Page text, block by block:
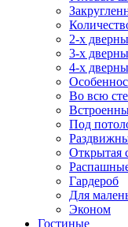
2-х
3-х
4-х
Во всю
Под
Открытая
Гардероб
Для
Эконом
Гостиные